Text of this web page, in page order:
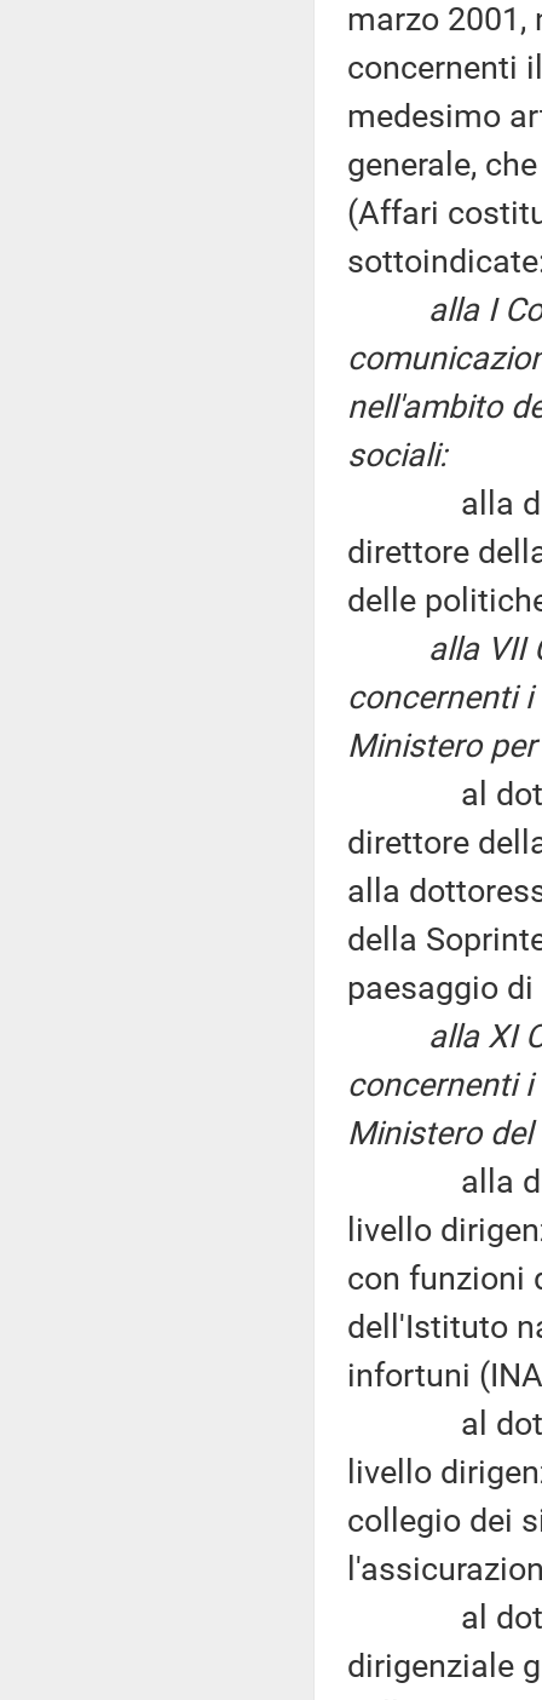
marzo
concernenti
medesimo
generale,
(Affari
alla I
nell'ambito
sociali:
alla
direttore
delle
alla VII
concernenti
Ministero
al dottor
direttore
alla
della
paesaggio di
alla XI
concernenti
Ministero
alla
livello
con funzioni
dell'Istituto
infortuni
al dottor
livello
collegio dei
al dottor
dirigenziale